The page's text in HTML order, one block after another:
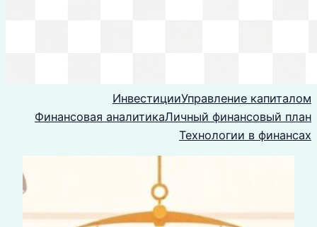
ИнвестицииУправление капиталом
Финансовая аналитикаЛичный финансовый план
Технологии в финансах